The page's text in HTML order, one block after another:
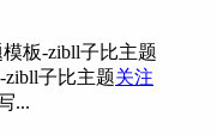
关注
...